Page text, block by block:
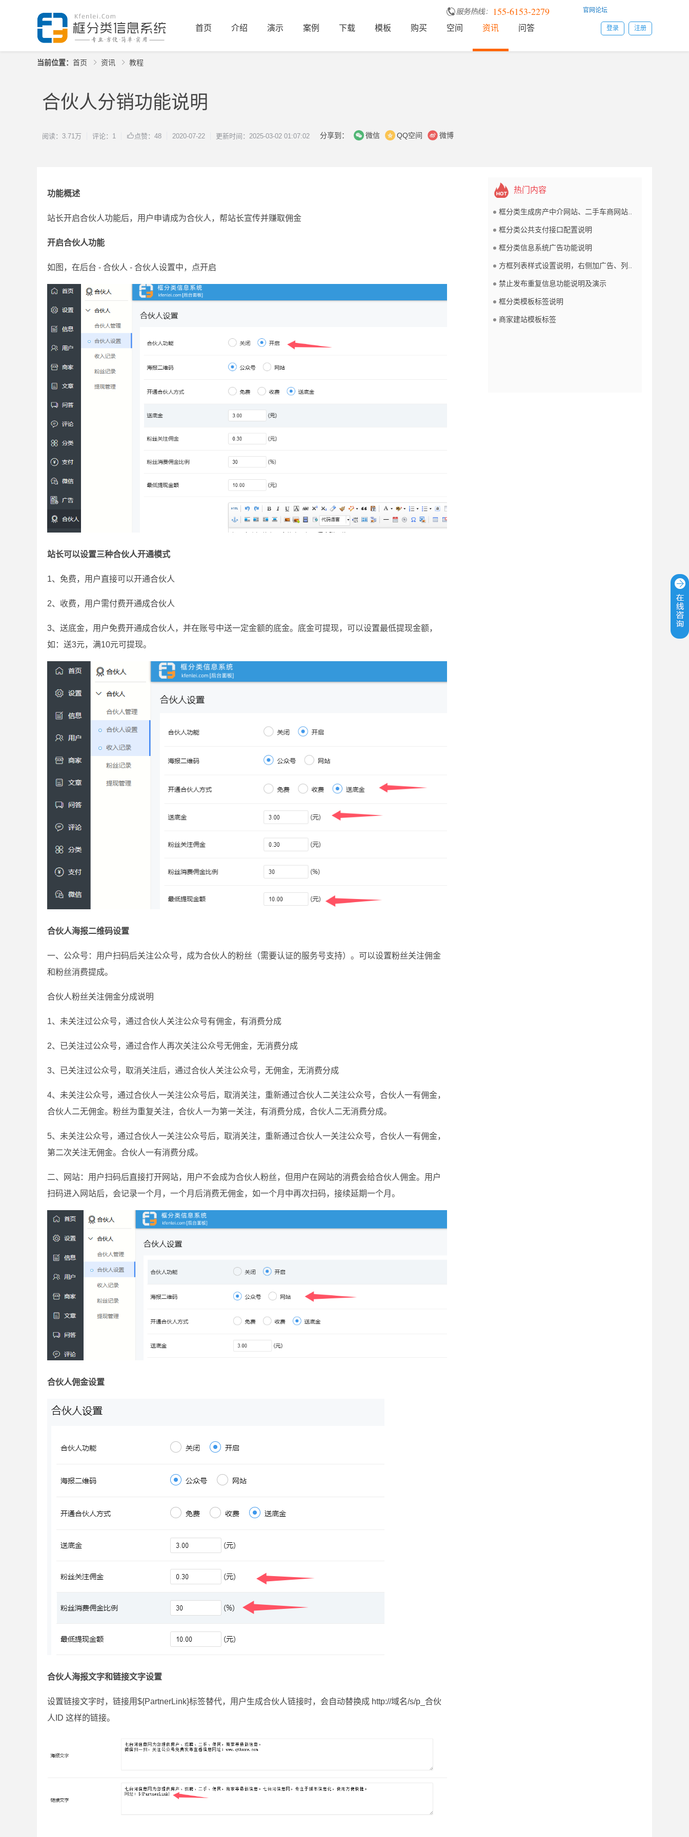
首页 介绍 演示 案例 下载 模板 购买 空间 资讯 问答 登录 注册
155-6153-2279 官网论坛
当前位置： 首页 资讯 教程
合伙人分销功能说明
阅读：3.71万 评论：1 点赞：48 2020-07-22 更新时间：2025-03-02 01:07:02 分享到： 微信 QQ空间 微博
功能概述
站长开启合伙人功能后，用户申请成为合伙人，帮站长宣传并赚取佣金
开启合伙人功能
如图，在后台 - 合伙人 - 合伙人设置中，点开启
站长可以设置三种合伙人开通模式
1、免费，用户直接可以开通合伙人
2、收费，用户需付费开通成合伙人
3、送底金，用户免费开通成合伙人，并在账号中送一定金额的底金。底金可提现，可以设置最低提现金额，
如：送3元，满10元可提现。
合伙人海报二维码设置
一、公众号：用户扫码后关注公众号，成为合伙人的粉丝（需要认证的服务号支持）。可以设置粉丝关注佣金
和粉丝消费提成。
合伙人粉丝关注佣金分成说明
1、未关注过公众号，通过合伙人关注公众号有佣金，有消费分成
2、已关注过公众号，通过合作人再次关注公众号无佣金，无消费分成
3、已关注过公众号，取消关注后，通过合伙人关注公众号，无佣金，无消费分成
4、未关注公众号，通过合伙人一关注公众号后，取消关注，重新通过合伙人二关注公众号，合伙人一有佣金，
合伙人二无佣金。粉丝为重复关注，合伙人一为第一关注，有消费分成，合伙人二无消费分成。
5、未关注公众号，通过合伙人一关注公众号后，取消关注，重新通过合伙人一关注公众号，合伙人一有佣金，
第二次关注无佣金。合伙人一有消费分成。
二、网站：用户扫码后直接打开网站，用户不会成为合伙人粉丝，但用户在网站的消费会给合伙人佣金。用户
扫码进入网站后，会记录一个月，一个月后消费无佣金，如一个月中再次扫码，接续延期一个月。
合伙人佣金设置
合伙人海报文字和链接文字设置
设置链接文字时，链接用${PartnerLink}标签替代，用户生成合伙人链接时，会自动替换成 http://域名/s/p_合伙
人ID 这样的链接。
热门内容
框分类生成房产中介网站、二手车商网站..
框分类公共支付接口配置说明
框分类信息系统广告功能说明
方框列表样式设置说明，右侧加广告、列..
禁止发布重复信息功能说明及演示
框分类模板标签说明
商家建站模板标签